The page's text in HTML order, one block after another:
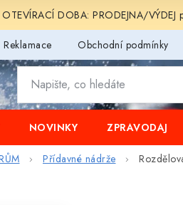
OTEVÍRACÍ DOBA: PRODEJNA/
Reklamace Obchodní podmínky
NOVINKY ZPRAVODAJ
Přídavné nádrže